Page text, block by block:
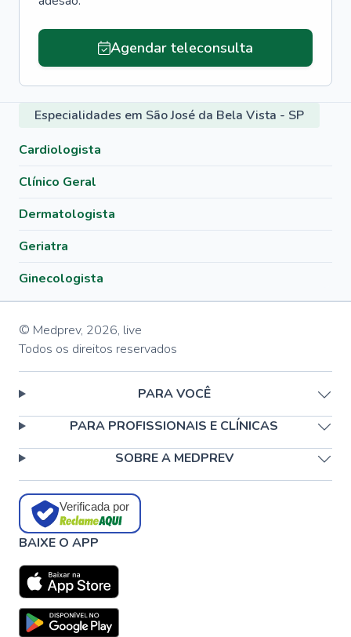
Agendar teleconsulta
Especialidades em São José da Bela Vista - SP
Cardiologista
Clínico Geral
Dermatologista
Geriatra
Ginecologista
© Medprev, 2026, live
Todos os direitos reservados
PARA VOCÊ
PARA PROFISSIONAIS E CLÍNICAS
SOBRE A MEDPREV
Verificada por
BAIXE O APP